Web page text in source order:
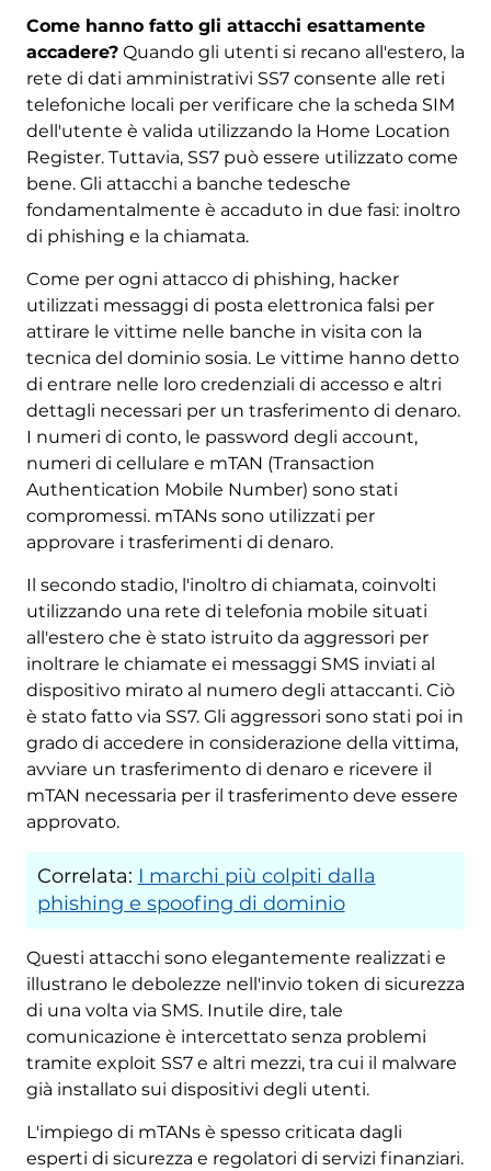
Come hanno fatto gli attacchi esattamente
accadere?Quando gli utenti si recano all'estero, la
rete di dati amministrativi SS7 consente alle reti
telefoniche locali per verificare che la scheda SIM
dell'utente è valida utilizzando la Home Location
Register. Tuttavia, SS7 può essere utilizzato come
bene. Gli attacchi a banche tedesche
fondamentalmente è accaduto in due fasi: inoltro
di phishing e la chiamata.
Come per ogni attacco di phishing, hacker
utilizzati messaggi di posta elettronica falsi per
attirare le vittime nelle banche in visita con la
tecnica del dominio sosia. Le vittime hanno detto
di entrare nelle loro credenziali di accesso e altri
dettagli necessari per un trasferimento di denaro.
I numeri di conto, le password degli account,
numeri di cellulare e mTAN (Transaction
Authentication Mobile Number) sono stati
compromessi. mTANs sono utilizzati per
approvare i trasferimenti di denaro.
Il secondo stadio, l'inoltro di chiamata, coinvolti
utilizzando una rete di telefonia mobile situati
all'estero che è stato istruito da aggressori per
inoltrare le chiamate ei messaggi SMS inviati al
dispositivo mirato al numero degli attaccanti. Ciò
è stato fatto via SS7. Gli aggressori sono stati poi in
grado di accedere in considerazione della vittima,
avviare un trasferimento di denaro e ricevere il
mTAN necessaria per il trasferimento deve essere
approvato.
Correlata: I marchi più colpiti dalla
phishing e spoofing di dominio
Questi attacchi sono elegantemente realizzati e
illustrano le debolezze nell'invio token di sicurezza
di una volta via SMS. Inutile dire, tale
comunicazione è intercettato senza problemi
tramite exploit SS7 e altri mezzi, tra cui il malware
già installato sui dispositivi degli utenti.
L'impiego di mTANs è spesso criticata dagli
esperti di sicurezza e regolatori di servizi finanziari.